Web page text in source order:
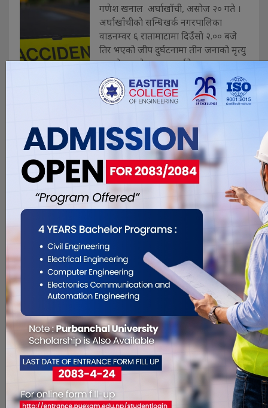
गणेश खनाल अर्घाखाँची, असाेज २० गते ।
अर्घाखाँचीकाे सन्धिखर्क नगरपालिका
वाडनम्वर ६ रातामाटामा दिउँसाे २.०० बजे
तिर भएकाे जीप दुर्घटनामा तीन जनाकाे मृत्यु
भएकाे छ भने छ जना घाईते भएका छन् ।
कपिलवस्तुकाे कृष्णनगर नगरपालिकाबाट
सन्धिखर्क अाउदै गरेकाे लु १ ज ४३२९
नम्वरकाे स्कारपियाे जीप दुर्घटनामा परी त. . .
फोटो खिच्ने क्रममा खोलामा
खसेर एक युवती बेपत्ता
Oct 7, 2019
गलकोट, असोज २० गते । बागलुङ
जिल्लाको पश्चिम क्षेत्रमा फोटो खिच्ने क्रममा
खोलामा खसेर एक युवती आइतबार बेपत्ता
भएकी छिन् । जिल्लाको तमानखोला
गाउँपालिका–४ लाम्मेला घर भई हाल
काठमाडाँै बस्दै आएकी ३२ वर्षीया देवी
शिर्पाली बडिगाड खोलामा खसेर बेपत्ता
भएकी जिल्ला प्रहरी कार्यालय बागलुङले
महानवमी पर्व आज
हर्षोल्लासका साथ दुर्गा भवानीको
पूजा आराधना गरी मनाइँदै
Oct 7, 2019